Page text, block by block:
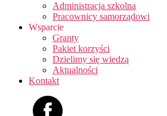
Administracja szkolna
Pracownicy samorządowi
Wsparcie
Granty
Pakiet korzyści
Dzielimy się wiedzą
Aktualności
Kontakt